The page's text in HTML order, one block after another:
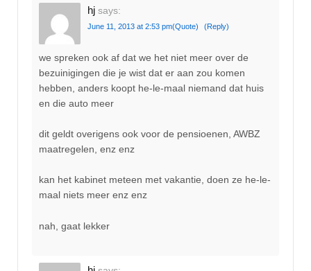
hj says:
June 11, 2013 at 2:53 pm(Quote) (Reply)
we spreken ook af dat we het niet meer over de
bezuinigingen die je wist dat er aan zou komen
hebben, anders koopt he-le-maal niemand dat huis
en die auto meer
dit geldt overigens ook voor de pensioenen, AWBZ
maatregelen, enz enz
kan het kabinet meteen met vakantie, doen ze he-le-
maal niets meer enz enz
nah, gaat lekker